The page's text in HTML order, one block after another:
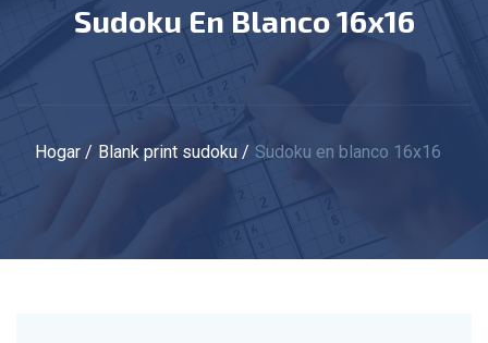
Sudoku En Blanco 16x16
Hogar Blank print sudoku Sudoku en blanco 16x16